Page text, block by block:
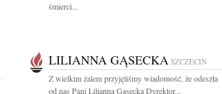
śmierci...
LILIANNA GĄSECKA SZCZECIN
Z wielkim żalem przyjęliśmy wiadomość, że odeszła
od nas Pani Lilianna Gąsecka Dyrektor...